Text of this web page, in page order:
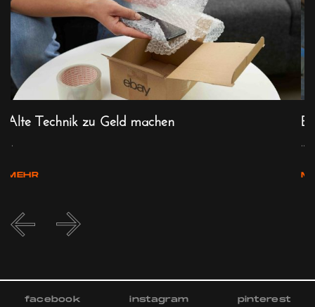
Alte Technik zu Geld machen
...
MEHR
...
facebook instagram pinterest